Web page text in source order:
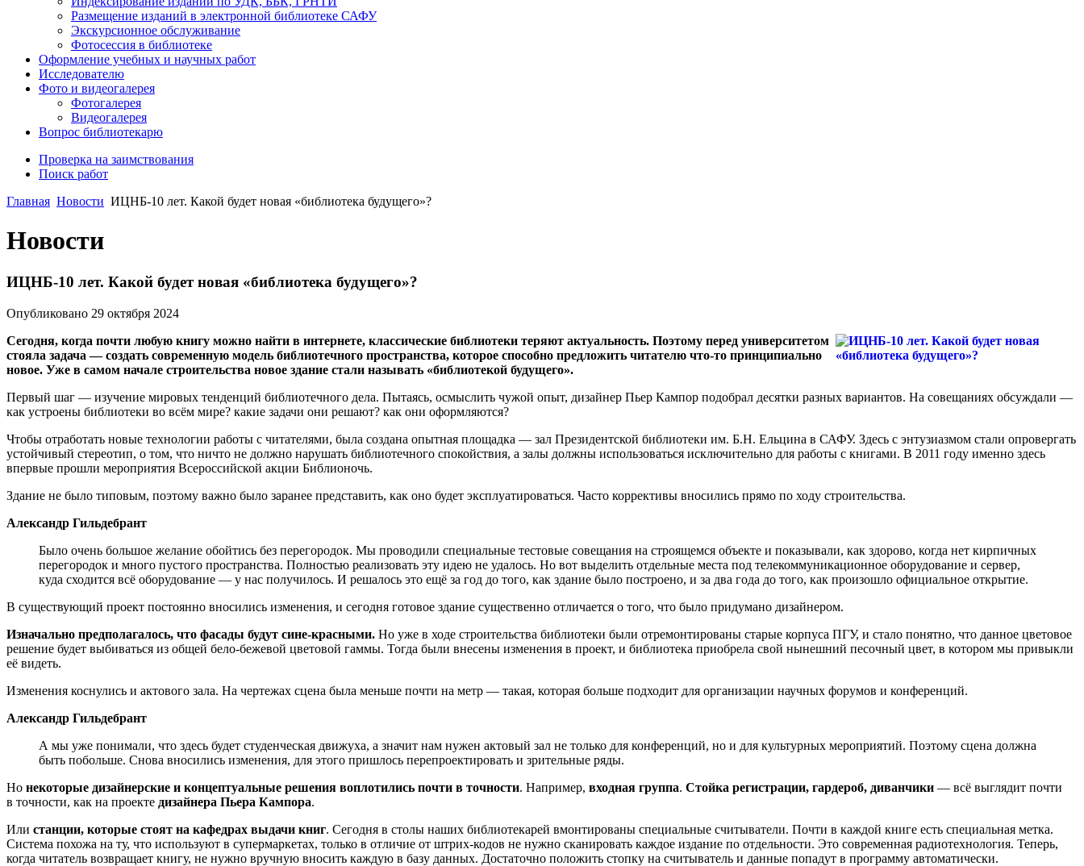
Размещение изданий в электронной библиотеке САФУ
Экскурсионное обслуживание
Фотосессия в библиотеке
Оформление учебных и научных работ
Исследователю
Фото и видеогалерея
Фотогалерея
Видеогалерея
Вопрос библиотекарю
Проверка на заимствования
Поиск работ
Главная Новости ИЦНБ-10 лет. Какой будет новая «библиотека будущего»?
Новости
ИЦНБ-10 лет. Какой будет новая «библиотека будущего»?
Опубликовано 29 октября 2024
Сегодня, когда почти любую книгу можно найти в интернете, классические библиотеки теряют актуальность. Поэтому перед университетом
стояла задача — создать современную модель библиотечного пространства, которое способно предложить читателю что-то принципиально
новое. Уже в самом начале строительства новое здание стали называть «библиотекой будущего».
Первый шаг — изучение мировых тенденций библиотечного дела. Пытаясь, осмыслить чужой опыт, дизайнер Пьер Кампор подобрал десятки разных вариантов. На совещаниях обсуждали —
как устроены библиотеки во всём мире? какие задачи они решают? как они оформляются?
Чтобы отработать новые технологии работы с читателями, была создана опытная площадка — зал Президентской библиотеки им. Б.Н. Ельцина в САФУ. Здесь с энтузиазмом стали опровергать
устойчивый стереотип, о том, что ничто не должно нарушать библиотечного спокойствия, а залы должны использоваться исключительно для работы с книгами. В 2011 году именно здесь
впервые прошли мероприятия Всероссийской акции Библионочь.
Здание не было типовым, поэтому важно было заранее представить, как оно будет эксплуатироваться. Часто коррективы вносились прямо по ходу строительства.
Александр Гильдебрант
Было очень большое желание обойтись без перегородок. Мы проводили специальные тестовые совещания на строящемся объекте и показывали, как здорово, когда нет кирпичных
перегородок и много пустого пространства. Полностью реализовать эту идею не удалось. Но вот выделить отдельные места под телекоммуникационное оборудование и сервер,
куда сходится всё оборудование — у нас получилось. И решалось это ещё за год до того, как здание было построено, и за два года до того, как произошло официальное открытие.
В существующий проект постоянно вносились изменения, и сегодня готовое здание существенно отличается о того, что было придумано дизайнером.
Изначально предполагалось, что фасады будут сине-красными. Но уже в ходе строительства библиотеки были отремонтированы старые корпуса ПГУ, и стало понятно, что данное цветовое
решение будет выбиваться из общей бело-бежевой цветовой гаммы. Тогда были внесены изменения в проект, и библиотека приобрела свой нынешний песочный цвет, в котором мы привыкли
её видеть.
Изменения коснулись и актового зала. На чертежах сцена была меньше почти на метр — такая, которая больше подходит для организации научных форумов и конференций.
Александр Гильдебрант
А мы уже понимали, что здесь будет студенческая движуха, а значит нам нужен актовый зал не только для конференций, но и для культурных мероприятий. Поэтому сцена должна
быть побольше. Снова вносились изменения, для этого пришлось перепроектировать и зрительные ряды.
Но некоторые дизайнерские и концептуальные решения воплотились почти в точности. Например, входная группа. Стойка регистрации, гардероб, диванчики — всё выглядит почти
в точности, как на проекте дизайнера Пьера Кампора.
Или станции, которые стоят на кафедрах выдачи книг. Сегодня в столы наших библиотекарей вмонтированы специальные считыватели. Почти в каждой книге есть специальная метка.
Система похожа на ту, что используют в супермаркетах, только в отличие от штрих-кодов не нужно сканировать каждое издание по отдельности. Это современная радиотехнология. Теперь,
когда читатель возвращает книгу, не нужно вручную вносить каждую в базу данных. Достаточно положить стопку на считыватель и данные попадут в программу автоматически.